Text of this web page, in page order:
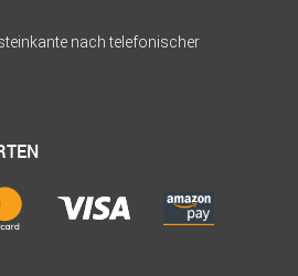
nach telefonischer